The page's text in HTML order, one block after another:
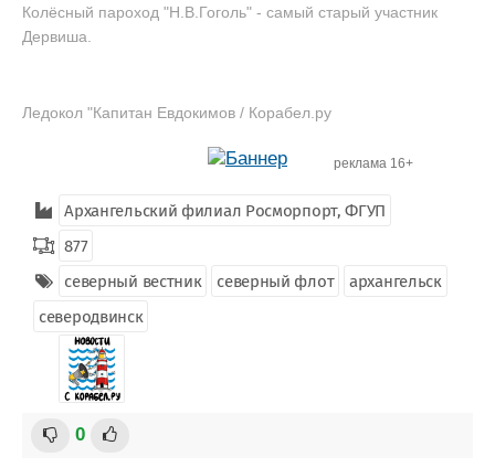
Колёсный пароход "Н.В.Гоголь" - самый старый участник
Дервиша.
Ледокол "Капитан Евдокимов / Корабел.ру
реклама 16+
Архангельский филиал Росморпорт, ФГУП
877
северный вестник
северный флот
архангельск
северодвинск
0